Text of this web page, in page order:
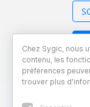
Chez Sygic, nous
contenu, les
préférences
trouver plus